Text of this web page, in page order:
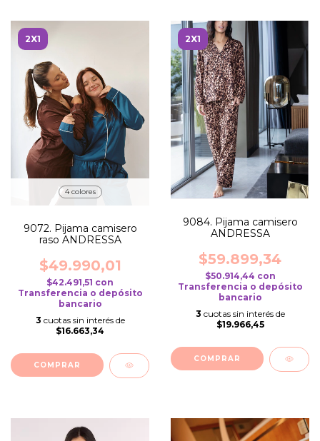
2X1
4 colores
9072. Pijama camisero
raso ANDRESSA
$49.990,01
$42.491,51 con
Transferencia o depósito
bancario
3 cuotas sin interés de
$16.663,34
COMPRAR
2X1
9084. Pijama camisero
ANDRESSA
$59.899,34
$50.914,44 con
Transferencia o depósito
bancario
3 cuotas sin interés de
$19.966,45
COMPRAR